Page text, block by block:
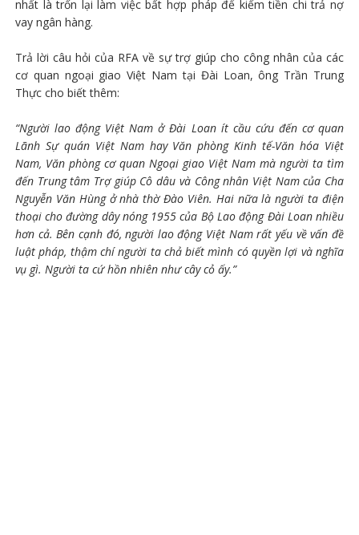
nhất là trốn lại làm việc bất hợp pháp để kiếm tiền chi trả nợ
vay ngân hàng.
Trả lời câu hỏi của RFA về sự trợ giúp cho công nhân của các
cơ quan ngoại giao Việt Nam tại Đài Loan, ông Trần Trung
Thực cho biết thêm:
“Người lao động Việt Nam ở Đài Loan ít cầu cứu đến cơ quan
Lãnh Sự quán Việt Nam hay Văn phòng Kinh tế-Văn hóa Việt
Nam, Văn phòng cơ quan Ngoại giao Việt Nam mà người ta tìm
đến Trung tâm Trợ giúp Cô dâu và Công nhân Việt Nam của Cha
Nguyễn Văn Hùng ở nhà thờ Đào Viên. Hai nữa là người ta điện
thoại cho đường dây nóng 1955 của Bộ Lao động Đài Loan nhiều
hơn cả. Bên cạnh đó, người lao động Việt Nam rất yếu về vấn đề
luật pháp, thậm chí người ta chả biết mình có quyền lợi và nghĩa
vụ gì. Người ta cứ hồn nhiên như cây cỏ ấy.”